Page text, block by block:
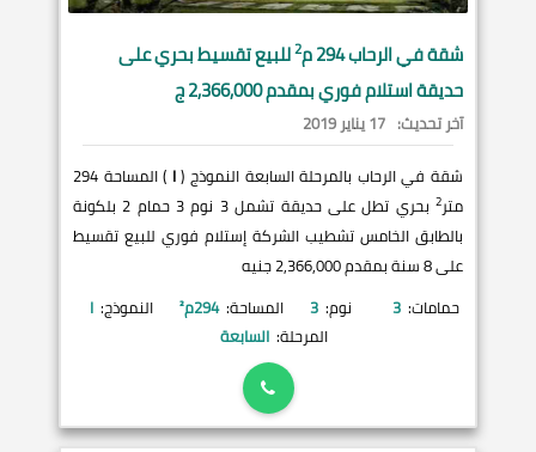
شقة فيالرحاب294 م 2للبيع تقسيط بحري على
حديقة استلام فوري بمقدم 2,366,000 ج
آخر تحديث: 17 يناير 2019
شقة في الرحاب بالمرحلة السابعة النموذج (I
) المساحة 294
متر2
بحري تطل على حديقة تشمل 3 نوم 3 حمام 2 بلكونة
بالطابق الخامس تشطيب الشركة إستلام فوري للبيع تقسيط
على 8 سنة بمقدم 2,366,000 جنيه
حمامات: 3 نوم: 3 المساحة: 294م² النموذج: I
المرحلة: السابعة